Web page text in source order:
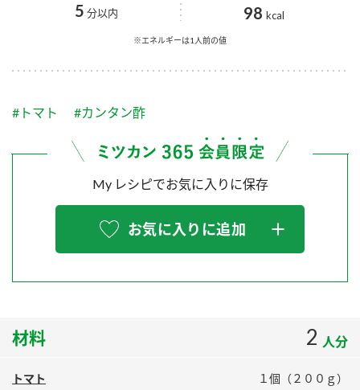
ふりかけ
炊き込みご飯の素 米飯用調味液
つゆ
PIN印
スペシャルサイト
お酢を知ろう！
ぽん酢サワー
ミツカンの歴史
環境への取り組み
ZENB initiative
MIM（ミツカンミュージアム）
各部門が大切にしていること
販売終了製品のご案内
よくあるご質問
地図から取り扱い店舗を探す
5 分以内 98 kcal
※エネルギーは1人前の値
#トマト #カンタン酢
My レシピでお気に入りに保存
お気に入りに追加
材料 2 人分
トマト １個（２００ｇ）